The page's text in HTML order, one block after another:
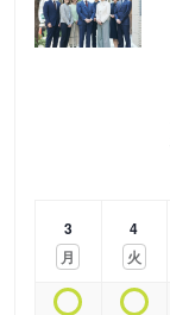
3
月
4
火